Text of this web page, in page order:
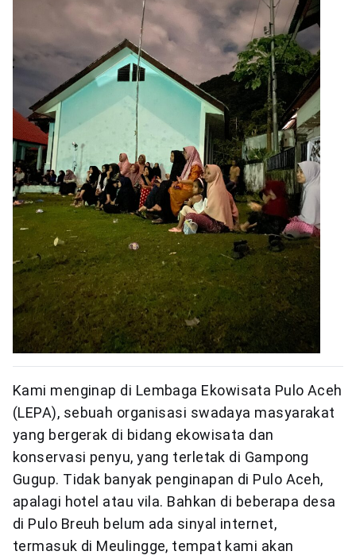
Kami menginap di Lembaga Ekowisata Pulo Aceh
(LEPA), sebuah organisasi swadaya masyarakat
yang bergerak di bidang ekowisata dan
konservasi penyu, yang terletak di Gampong
Gugup. Tidak banyak penginapan di Pulo Aceh,
apalagi hotel atau vila. Bahkan di beberapa desa
di Pulo Breuh belum ada sinyal internet,
termasuk di Meulingge, tempat kami akan